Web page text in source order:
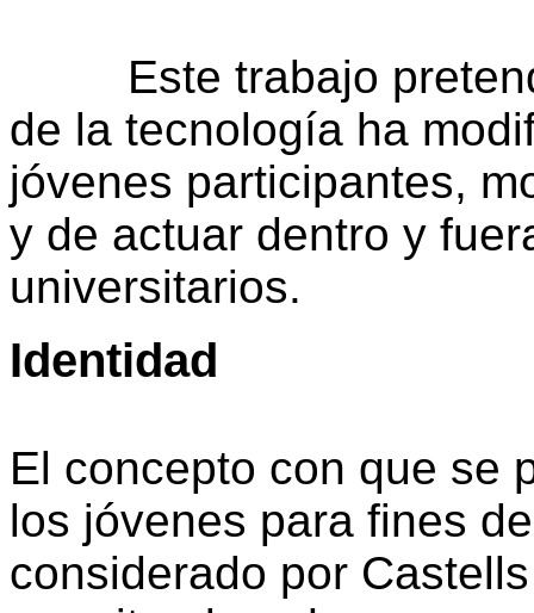
Este trabajo
de la tecnología ha
jóvenes participantes,
y de actuar dentro y
universitarios.
Identidad
El concepto con que se
los jóvenes para fines
considerado por